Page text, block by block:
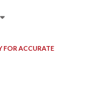
FOR ACCURATE